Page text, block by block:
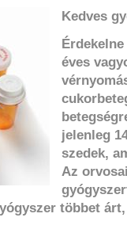
Kedves
éves
jelenleg
szedek,
Az
többet